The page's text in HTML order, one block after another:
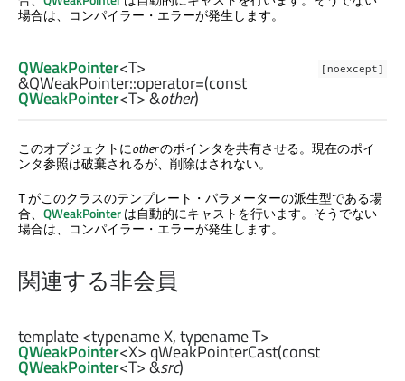
場合は、コンパイラー・エラーが発生します。
[noexcept]
QWeakPointer<T>
&QWeakPointer::operator=(const
QWeakPointer<T> &other)
このオブジェクトにotherのポインタを共有させる。現在のポイ
ンタ参照は破棄されるが、削除はされない。
Tがこのクラスのテンプレート・パラメーターの派生型である場
合、 QWeakPointerは自動的にキャストを行います。そうでない
場合は、コンパイラー・エラーが発生します。
関連する非会員
template <typename X, typename T>
QWeakPointer<X> qWeakPointerCast(const
QWeakPointer<T> &src)